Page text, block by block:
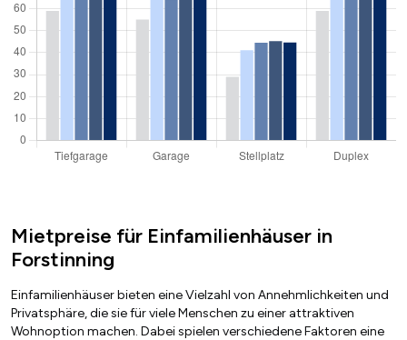
Mietpreise für Einfamilienhäuser in
Forstinning
Einfamilienhäuser bieten eine Vielzahl von Annehmlichkeiten und
Privatsphäre, die sie für viele Menschen zu einer attraktiven
Wohnoption machen. Dabei spielen verschiedene Faktoren eine